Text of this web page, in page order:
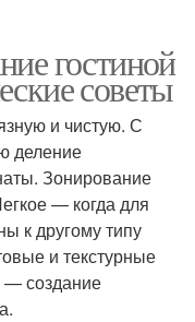
гостиной
советы
и чистую. С
деление
Зонирование
— когда для
к другому типу
и текстурные
— создание